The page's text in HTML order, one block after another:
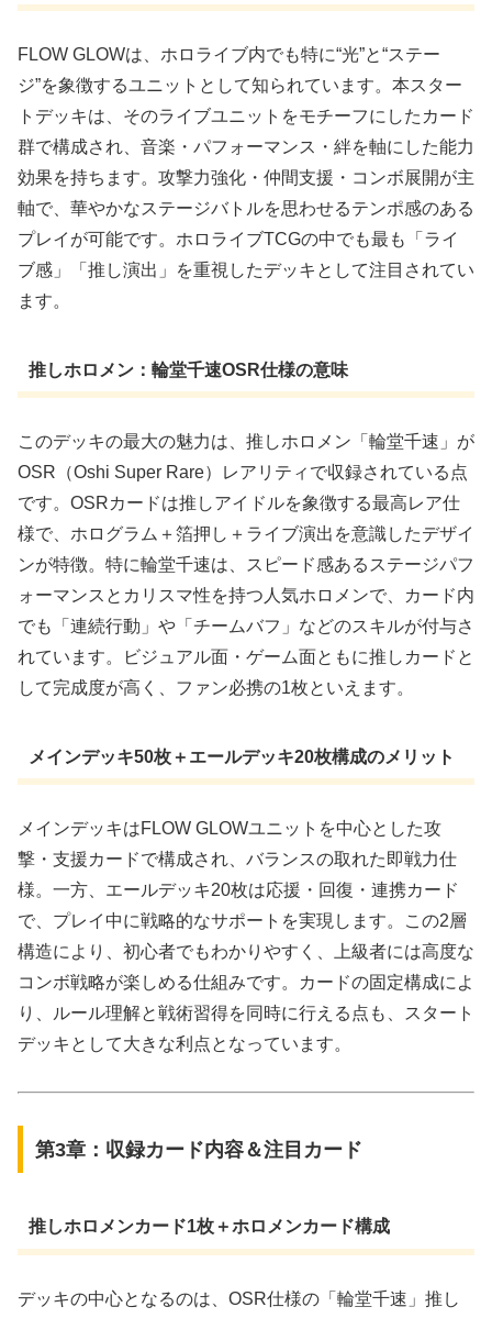
FLOW GLOWは、ホロライブ内でも特に“光”と“ステー
ジ”を象徴するユニットとして知られています。本スター
トデッキは、そのライブユニットをモチーフにしたカード
群で構成され、音楽・パフォーマンス・絆を軸にした能力
効果を持ちます。攻撃力強化・仲間支援・コンボ展開が主
軸で、華やかなステージバトルを思わせるテンポ感のある
プレイが可能です。ホロライブTCGの中でも最も「ライ
ブ感」「推し演出」を重視したデッキとして注目されてい
ます。
推しホロメン：輪堂千速OSR仕様の意味
このデッキの最大の魅力は、推しホロメン「輪堂千速」が
OSR（Oshi Super Rare）レアリティで収録されている点
です。OSRカードは推しアイドルを象徴する最高レア仕
様で、ホログラム＋箔押し＋ライブ演出を意識したデザイ
ンが特徴。特に輪堂千速は、スピード感あるステージパフ
ォーマンスとカリスマ性を持つ人気ホロメンで、カード内
でも「連続行動」や「チームバフ」などのスキルが付与さ
れています。ビジュアル面・ゲーム面ともに推しカードと
して完成度が高く、ファン必携の1枚といえます。
メインデッキ50枚＋エールデッキ20枚構成のメリット
メインデッキはFLOW GLOWユニットを中心とした攻
撃・支援カードで構成され、バランスの取れた即戦力仕
様。一方、エールデッキ20枚は応援・回復・連携カード
で、プレイ中に戦略的なサポートを実現します。この2層
構造により、初心者でもわかりやすく、上級者には高度な
コンボ戦略が楽しめる仕組みです。カードの固定構成によ
り、ルール理解と戦術習得を同時に行える点も、スタート
デッキとして大きな利点となっています。
第3章：収録カード内容＆注目カード
推しホロメンカード1枚＋ホロメンカード構成
デッキの中心となるのは、OSR仕様の「輪堂千速」推し